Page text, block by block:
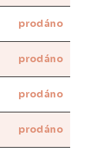
prodáno
prodáno
prodáno
prodáno